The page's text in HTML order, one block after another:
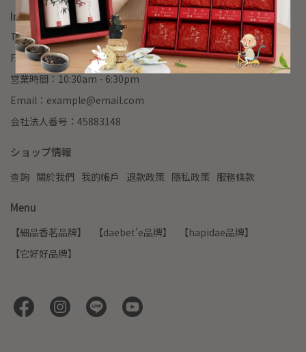
Informations
TEL：09-87654321
FAX：02-22345678
営業時間：10:30am - 6:30pm
Email：example@email.com
会社法人番号：45883148
ショップ情報
查詢 關於我們 我的帳戶 退款政策 隱私政策 服務條款
Menu
【細品香茗品牌】 【daebet'e品牌】
【hapidae品牌】
【它好好品牌】